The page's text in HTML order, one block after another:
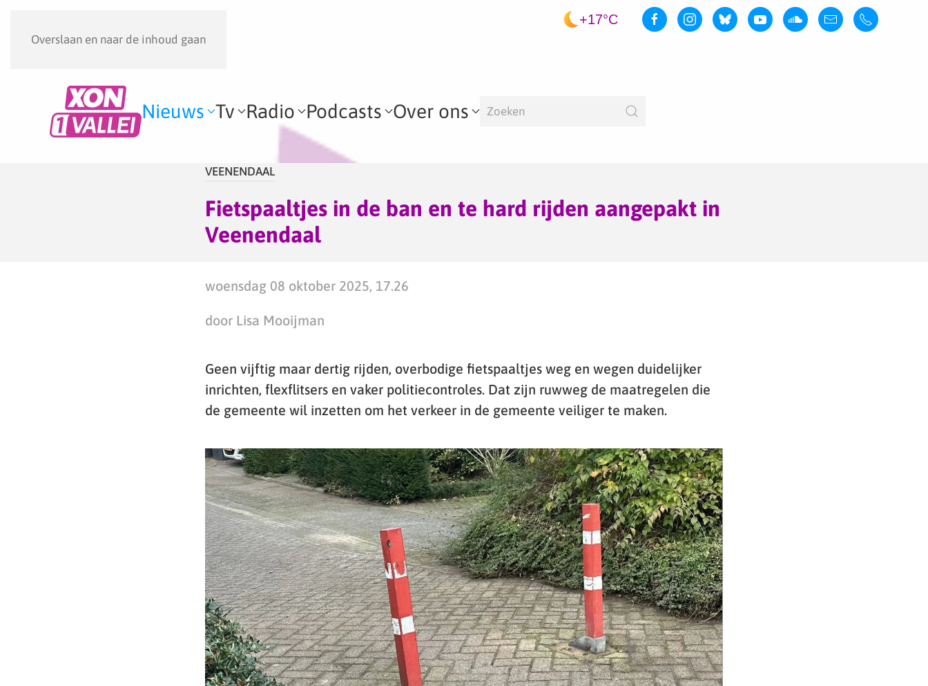
Overslaan en naar de inhoud gaan
+17°C
Nieuws Tv Radio Podcasts Over ons
VEENENDAAL
Fietspaaltjes in de ban en te hard rijden aangepakt in
Veenendaal
woensdag 08 oktober 2025, 17.26
door Lisa Mooijman
Geen vijftig maar dertig rijden, overbodige fietspaaltjes weg en wegen duidelijker
inrichten, flexflitsers en vaker politiecontroles. Dat zijn ruwweg de maatregelen die
de gemeente wil inzetten om het verkeer in de gemeente veiliger te maken.